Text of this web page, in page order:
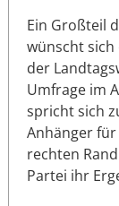
Ein Großteil
wünscht sich
der
Umfrage im
spricht sich
Anhänger
rechten
Partei ihr